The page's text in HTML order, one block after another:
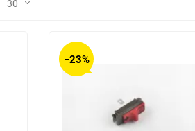
30
−23%